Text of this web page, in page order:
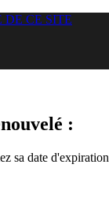
DE CE SITE
:
sa date